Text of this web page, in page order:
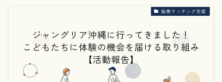
協働マッチング支援